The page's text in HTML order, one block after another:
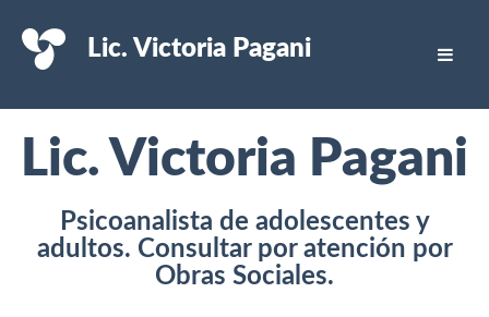
Lic. Victoria Pagani
Lic. Victoria Pagani
Psicoanalista de adolescentes y
adultos. Consultar por atención por
Obras Sociales.